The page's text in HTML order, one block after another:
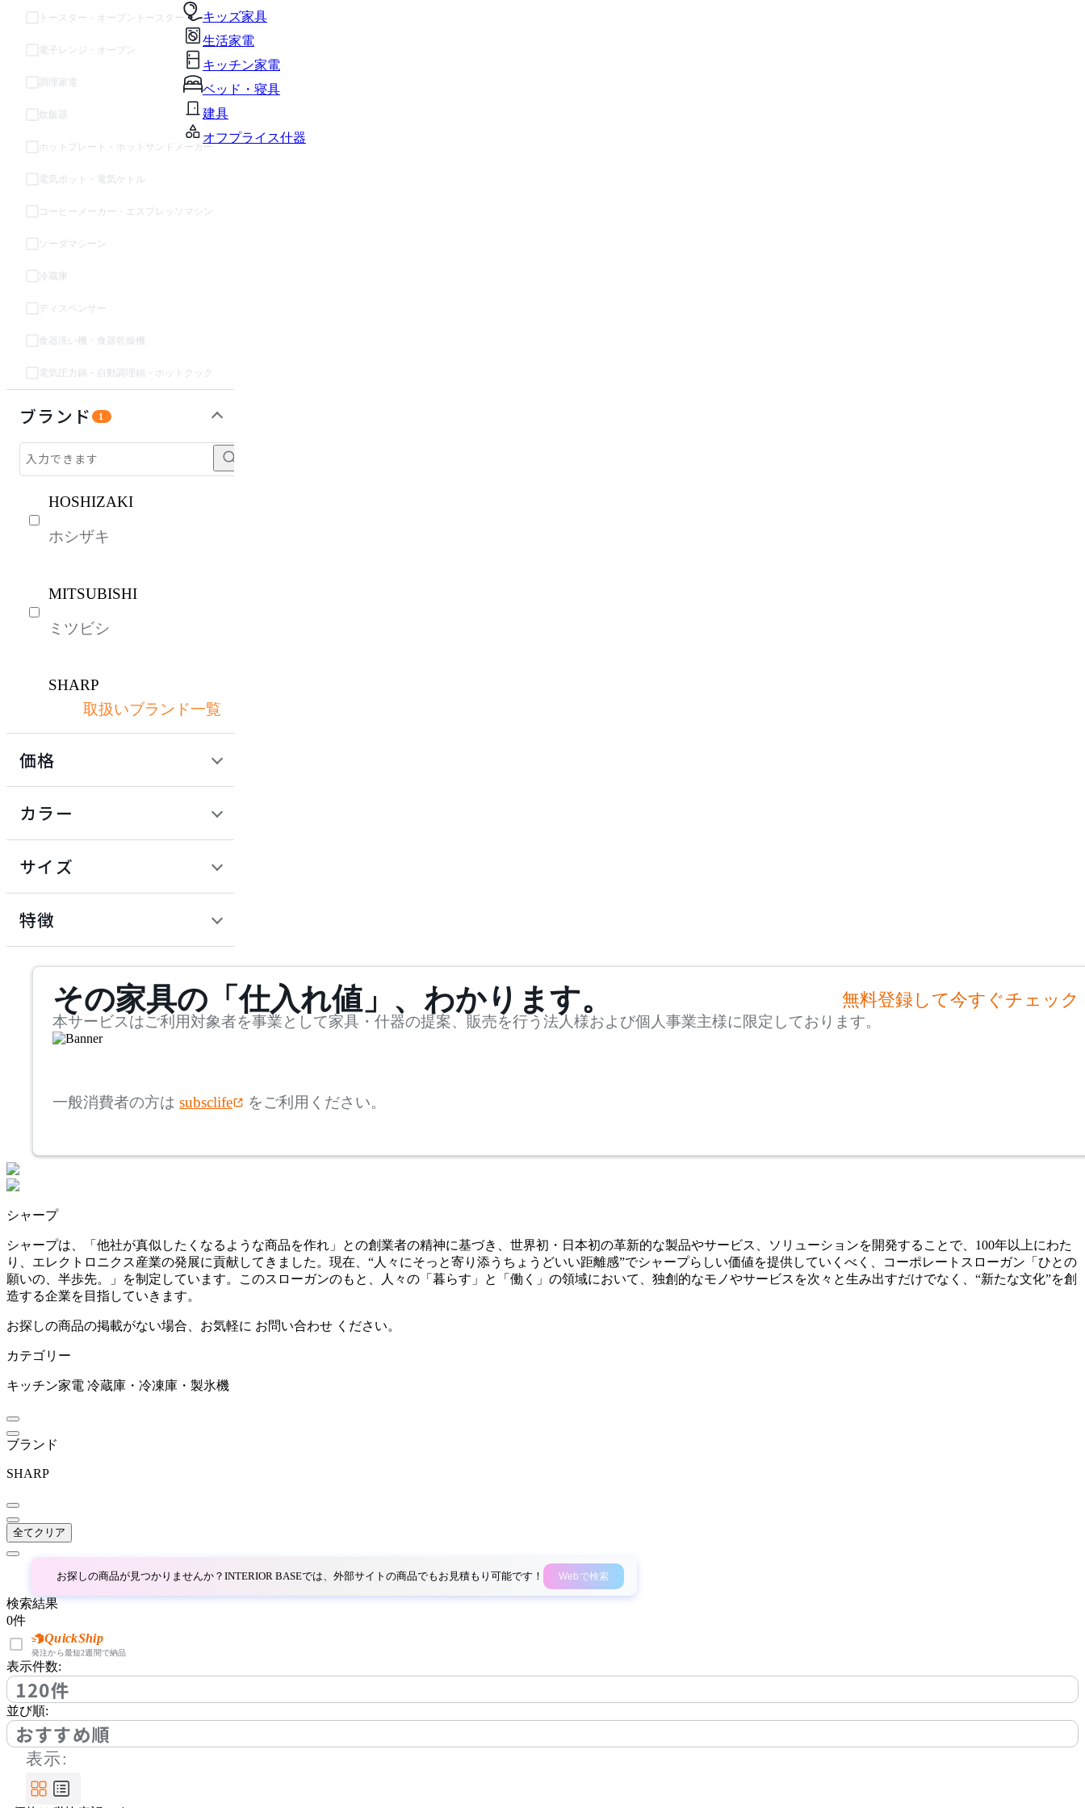
キッズ家具
生活家電
キッチン家電
ベッド・寝具
建具
オフプライス什器
トースター・オーブントースター
電子レンジ・オーブン
調理家電
炊飯器
ホットプレート・ホットサンドメーカー
電気ポット・電気ケトル
コーヒーメーカー・エスプレッソマシン
ソーダマシーン
冷蔵庫
ディスペンサー
食器洗い機・食器乾燥機
電気圧力鍋・自動調理鍋・ホットクック
ブランド 1
HOSHIZAKI
ホシザキ
MITSUBISHI
ミツビシ
SHARP
シャープ
取扱いブランド一覧
価格
カラー
サイズ
mm
検索
~
~
特徴
その家具の「仕入れ値」、わかります。 無料登録して今すぐチェック
本サービスはご利用対象者を事業として家具・什器の提案、販売を行う法人様および個人事業主様に限定しております。
一般消費者の方は subsclife をご利用ください。
シャープ
シャープは、「他社が真似したくなるような商品を作れ」との創業者の精神に基づき、世界初・日本初の革新的な製品やサービス、ソリューションを開発することで、100年以上にわた
り、エレクトロニクス産業の発展に貢献してきました。現在、“人々にそっと寄り添うちょうどいい距離感”でシャープらしい価値を提供していくべく、コーポレートスローガン「ひとの
願いの、半歩先。」を制定しています。このスローガンのもと、人々の「暮らす」と「働く」の領域において、独創的なモノやサービスを次々と生み出すだけでなく、“新たな文化”を創
造する企業を目指していきます。
お探しの商品の掲載がない場合、お気軽に お問い合わせ ください。
カテゴリー
キッチン家電 冷蔵庫・冷凍庫・製氷機
ブランド
SHARP
全てクリア
お探しの商品が見つかりませんか？INTERIOR BASEでは、外部サイトの商品でもお見積もり可能です！ Webで検索
検索結果
0件
QuickShip
発注から最短2週間で納品
表示件数:
120件
並び順:
おすすめ順
表示: